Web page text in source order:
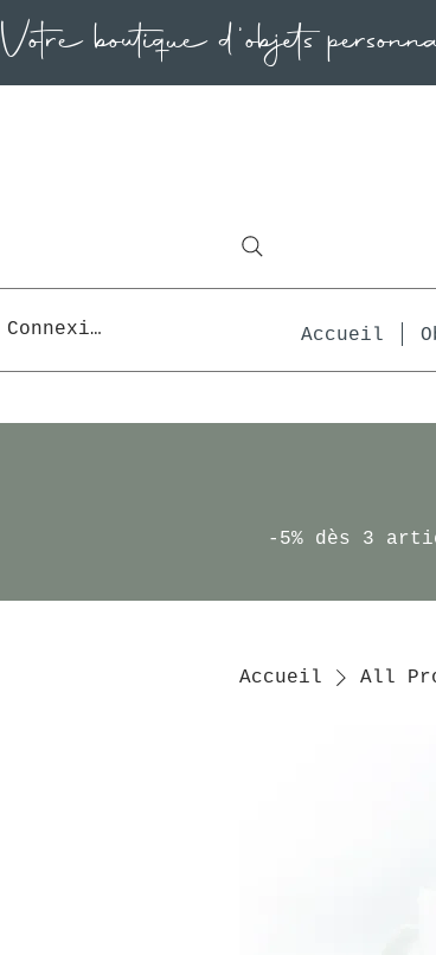
Connexion Accueil
-5% dès 3
Accueil All